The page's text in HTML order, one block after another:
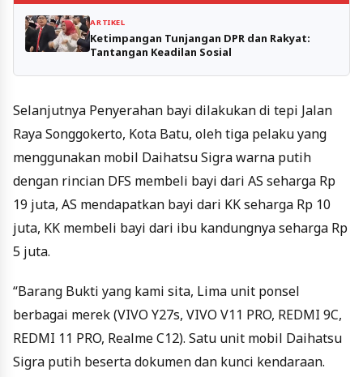
ARTIKEL
Ketimpangan Tunjangan DPR dan Rakyat:
Tantangan Keadilan Sosial
Selanjutnya Penyerahan bayi dilakukan di tepi Jalan
Raya Songgokerto, Kota Batu, oleh tiga pelaku yang
menggunakan mobil Daihatsu Sigra warna putih
dengan rincian DFS membeli bayi dari AS seharga Rp
19 juta, AS mendapatkan bayi dari KK seharga Rp 10
juta, KK membeli bayi dari ibu kandungnya seharga Rp
5 juta.
“Barang Bukti yang kami sita, Lima unit ponsel
berbagai merek (VIVO Y27s, VIVO V11 PRO, REDMI 9C,
REDMI 11 PRO, Realme C12). Satu unit mobil Daihatsu
Sigra putih beserta dokumen dan kunci kendaraan.